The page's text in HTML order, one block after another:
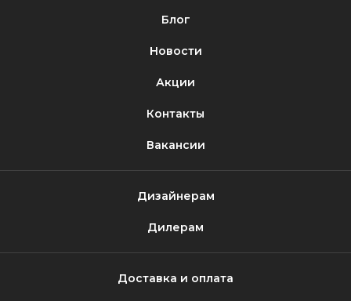
Блог
Новости
Акции
Контакты
Вакансии
Дизайнерам
Дилерам
Доставка и оплата